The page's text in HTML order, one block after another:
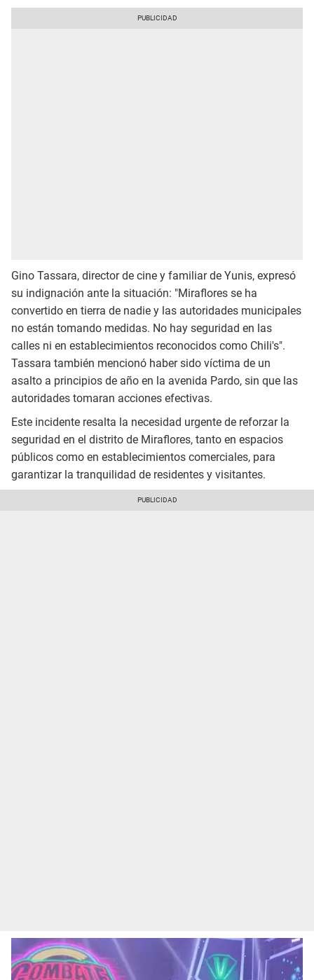
Gino Tassara, director de cine y familiar de Yunis, expresó
su indignación ante la situación: "Miraflores se ha
convertido en tierra de nadie y las autoridades municipales
no están tomando medidas. No hay seguridad en las
calles ni en establecimientos reconocidos como Chili's".
Tassara también mencionó haber sido víctima de un
asalto a principios de año en la avenida Pardo, sin que las
autoridades tomaran acciones efectivas.
Este incidente resalta la necesidad urgente de reforzar la
seguridad en el distrito de Miraflores, tanto en espacios
públicos como en establecimientos comerciales, para
garantizar la tranquilidad de residentes y visitantes.